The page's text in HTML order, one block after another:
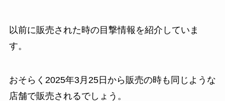
以前に販売された時の目撃情報を紹介していま
す。
おそらく2025年3月25日から販売の時も同じような
店舗で販売されるでしょう。